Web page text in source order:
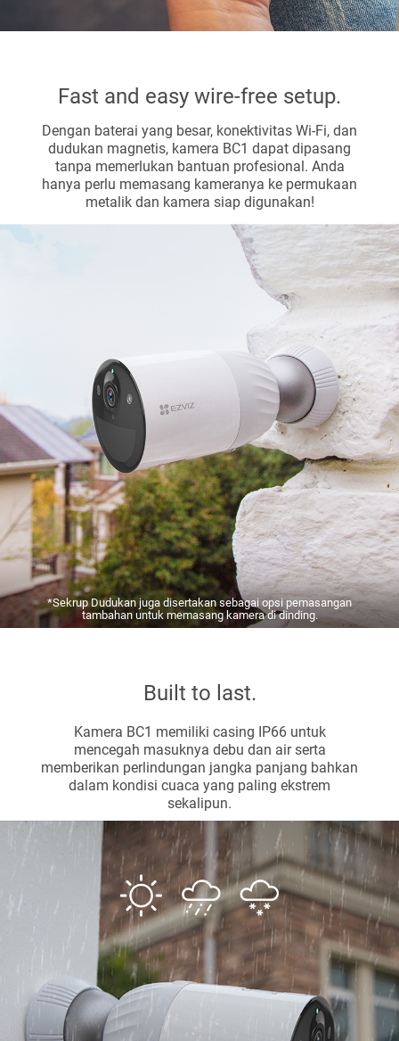
Fast and easy wire-free setup.
Dengan baterai yang besar, konektivitas Wi-Fi, dan
dudukan magnetis, kamera BC1 dapat dipasang
tanpa memerlukan bantuan profesional. Anda
hanya perlu memasang kameranya ke permukaan
metalik dan kamera siap digunakan!
*Sekrup Dudukan juga disertakan sebagai opsi pemasangan
tambahan untuk memasang kamera di dinding.
Built to last.
Kamera BC1 memiliki casing IP66 untuk
mencegah masuknya debu dan air serta
memberikan perlindungan jangka panjang bahkan
dalam kondisi cuaca yang paling ekstrem
sekalipun.